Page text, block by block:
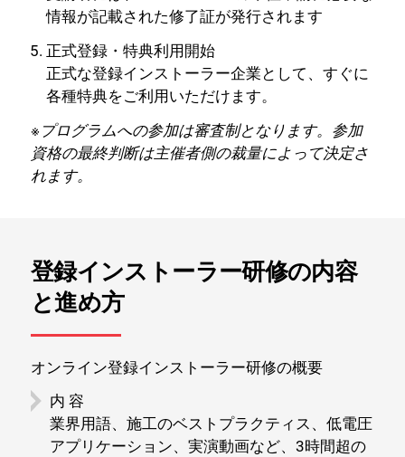
情報が記載された修了証が発行されます
正式登録・特典利用開始
正式な登録インストーラー企業として、すぐに
各種特典をご利用いただけます。
※プログラムへの参加は審査制となります。参加
資格の最終判断は主催者側の裁量によって決定さ
れます。
登録インストーラー研修の内容
と進め方
オンライン登録インストーラー研修の概要
内 容
業界用語、施工のベストプラクティス、低電圧
アプリケーション、実演動画など、3時間超の